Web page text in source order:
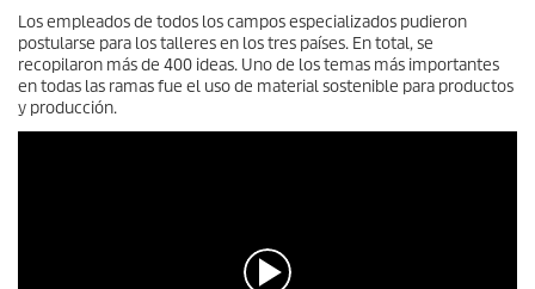
Los empleados de todos los campos especializados pudieron
postularse para los talleres en los tres países. En total, se
recopilaron más de 400 ideas. Uno de los temas más importantes
en todas las ramas fue el uso de material sostenible para productos
y producción.